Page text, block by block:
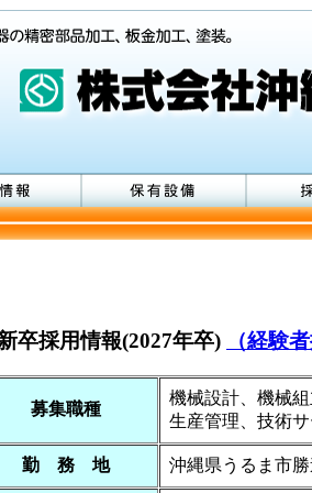
用情報(2027年卒) （経験
募集職種
機械設計、機械組
生産管理、技術サ
勤 務 地 沖縄県うるま市